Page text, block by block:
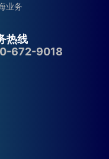
业务
热线
672-9018